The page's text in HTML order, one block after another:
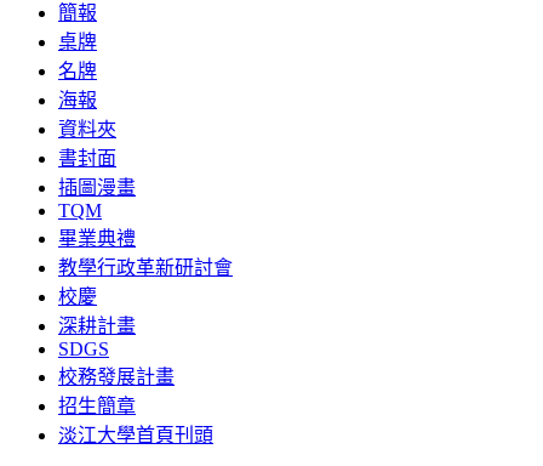
簡報
桌牌
名牌
海報
資料夾
書封面
插圖漫畫
TQM
畢業典禮
教學行政革新研討會
校慶
深耕計畫
SDGS
校務發展計畫
招生簡章
淡江大學首頁刊頭